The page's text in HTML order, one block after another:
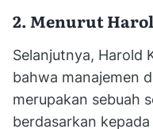
2. Menurut
Selanjutnya, Harold
bahwa manajemen
merupakan sebuah
berdasarkan